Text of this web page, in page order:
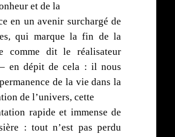
et de la
en un avenir surchargé de
qui marque la fin de la
comme dit le réalisateur
en dépit de cela : il nous
de la vie dans la
de l’univers, cette
rapide et immense de
: tout n’est pas perdu